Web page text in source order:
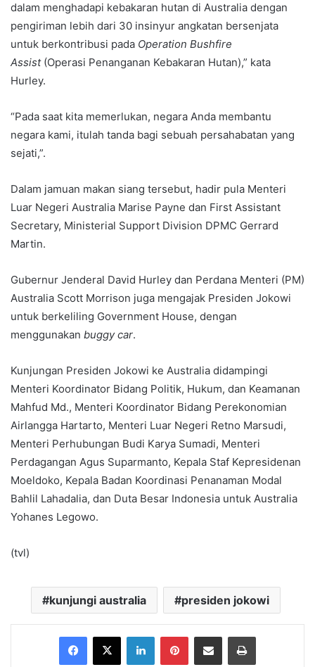
dalam menghadapi kebakaran hutan di Australia dengan
pengiriman lebih dari 30 insinyur angkatan bersenjata
untuk berkontribusi pada Operation Bushfire
Assist(Operasi Penanganan Kebakaran Hutan),” kata
Hurley.
“Pada saat kita memerlukan, negara Anda membantu
negara kami, itulah tanda bagi sebuah persahabatan yang
sejati,”.
Dalam jamuan makan siang tersebut, hadir pula Menteri
Luar Negeri Australia Marise Payne dan First Assistant
Secretary, Ministerial Support Division DPMC Gerrard
Martin.
Gubernur Jenderal David Hurley dan Perdana Menteri (PM)
Australia Scott Morrison juga mengajak Presiden Jokowi
untuk berkeliling Government House, dengan
menggunakan buggy car.
Kunjungan Presiden Jokowi ke Australia didampingi
Menteri Koordinator Bidang Politik, Hukum, dan Keamanan
Mahfud Md., Menteri Koordinator Bidang Perekonomian
Airlangga Hartarto, Menteri Luar Negeri Retno Marsudi,
Menteri Perhubungan Budi Karya Sumadi, Menteri
Perdagangan Agus Suparmanto, Kepala Staf Kepresidenan
Moeldoko, Kepala Badan Koordinasi Penanaman Modal
Bahlil Lahadalia, dan Duta Besar Indonesia untuk Australia
Yohanes Legowo.
(tvl)
kunjungi australia presiden jokowi
Facebook
X LinkedInPinterestShare via Email Print